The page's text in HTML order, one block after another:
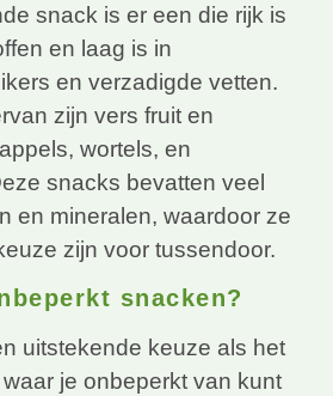
snack is er een die rijk is
en laag is in
en verzadigde vetten.
zijn vers fruit en
wortels, en
snacks bevatten veel
en mineralen, waardoor ze
zijn voor tussendoor.
snacken?
uitstekende keuze als het
je onbeperkt van kunt